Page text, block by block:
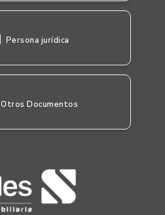
Persona jurídica
Otros Documentos